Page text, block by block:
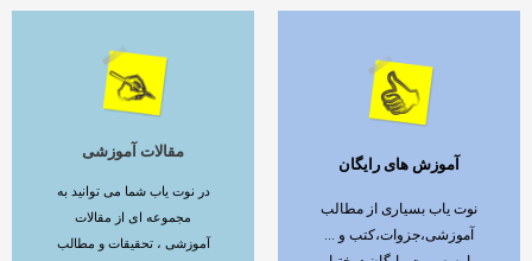
آموزش های رایگان
نوت یاب بسیاری از مطالب
آموزشی،جزوات،کتب و ...
ادامه مطلب
مقالات آموزشی
در نوت یاب شما می توانید به
مجموعه ای از مقالات
آموزشی ، تحقیقات و مطالب